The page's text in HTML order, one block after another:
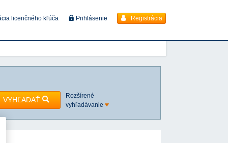
licenčného kľúča Prihlásenie Registrácia
VYHĽADAŤ
Rozšírené
vyhľadávanie